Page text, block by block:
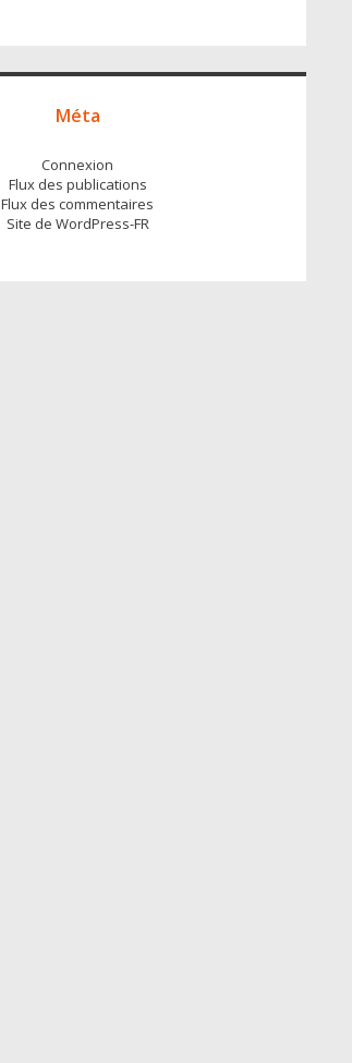
Méta
Connexion
Flux des publications
Flux des commentaires
Site de WordPress-FR